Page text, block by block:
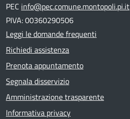
PEC info@pec.comune.montopoli.pi.it
PIVA: 00360290506
Leggi le domande frequenti
Richiedi assistenza
Prenota appuntamento
Segnala disservizio
Amministrazione trasparente
Informativa privacy